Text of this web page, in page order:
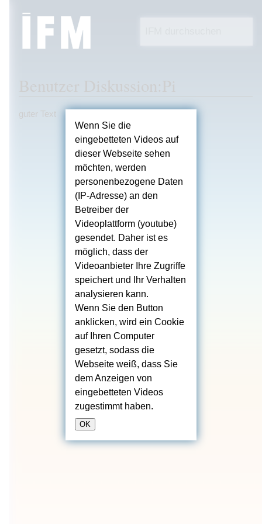
guter Text
Wenn Sie die
eingebetteten Videos auf
dieser Webseite sehen
möchten, werden
personenbezogene Daten
(IP-Adresse) an den
Betreiber der
Videoplattform (youtube)
gesendet. Daher ist es
möglich, dass der
Videoanbieter Ihre Zugriffe
speichert und Ihr Verhalten
analysieren kann.
Wenn Sie den Button
anklicken, wird ein Cookie
auf Ihren Computer
gesetzt, sodass die
Webseite weiß, dass Sie
dem Anzeigen von
eingebetteten Videos
zugestimmt haben.
OK